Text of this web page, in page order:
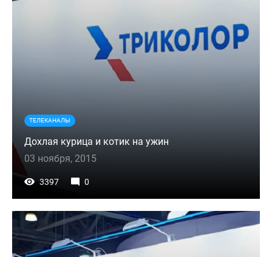
ТЕЛЕКАНАЛЫ
Дохлая курица и котик на ужин
03 ноября, 2015
3397 0